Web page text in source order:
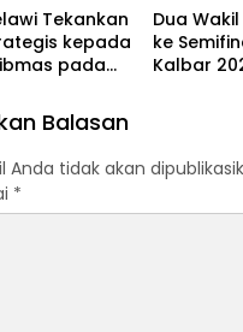
Tekankan
kepada
pada
Dua
ke
Kalbar
Balasan
tidak akan
*